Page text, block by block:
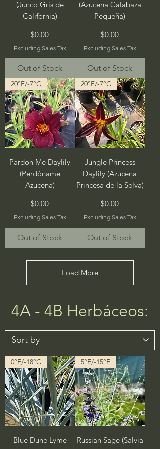
(Junco Gris de
California)
Price
$0.00
Excluding Sales Tax
Out of Stock
(Azucena Calabaza
Pequeña)
Price
$0.00
Excluding Sales Tax
Out of Stock
20°F/-7°C
Pardon Me Daylily
(Perdóname
Azucena)
Price
$0.00
Excluding Sales Tax
Out of Stock
20°F/-7°C
Jungle Princess
Daylily (Azucena
Princesa de la Selva)
Price
$0.00
Excluding Sales Tax
Out of Stock
Load More
4A - 4B Herbáceos:
0°F/-18°C
Blue Dune Lyme
5°F/-15°F
Russian Sage (Salvia